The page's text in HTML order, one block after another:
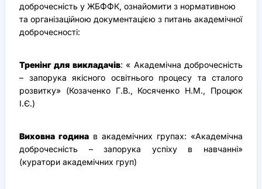
доброчесність у ЖБФФК, ознайомити з нормативною
та організаційною документацією з питань академічної
доброчесності:
Тренінг для викладачів: « Академічна доброчесність
– запорука якісного освітнього процесу та сталого
розвитку» (Козаченко Г.В., Косяченко Н.М., Процюк
І.Є.)
Виховна година в академічних групах: «Академічна
доброчесність – запорука успіху в навчанні»
(куратори академічних груп)